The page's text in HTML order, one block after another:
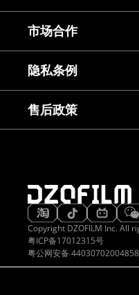
镜头使用教程
下载中心
服务与咨询
售后服务
延保服务
市场合作
隐私条例
售后政策
Copyright DZOFILM Inc. All
粤ICP备17012315号
粤公网安备